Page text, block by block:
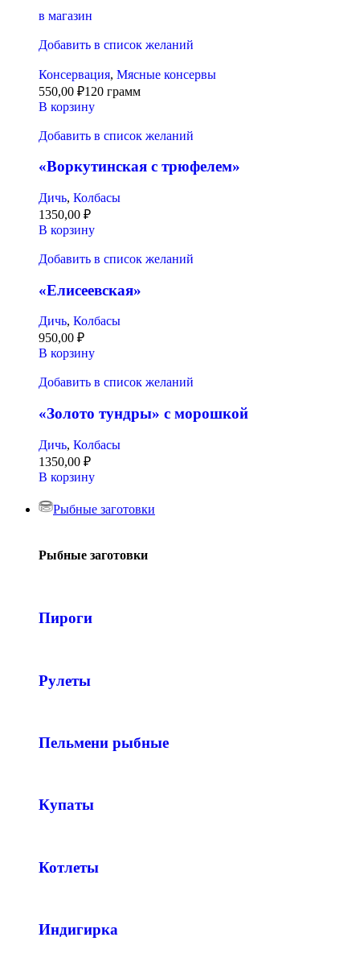
в магазин
Добавить в список желаний
Консервация, Мясные консервы
550,00 ₽120 грамм
В корзину
Добавить в список желаний
«Воркутинская с трюфелем»
Дичь, Колбасы
1350,00 ₽
В корзину
Добавить в список желаний
«Елисеевская»
Дичь, Колбасы
950,00 ₽
В корзину
Добавить в список желаний
«Золото тундры» с морошкой
Дичь, Колбасы
1350,00 ₽
В корзину
Рыбные заготовки
Рыбные заготовки
Пироги
Рулеты
Пельмени рыбные
Купаты
Котлеты
Индигирка